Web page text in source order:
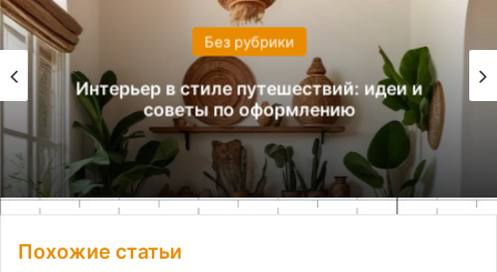
Без рубрики
Интерьер в стиле путешествий: идеи и
советы по оформлению
Похожие статьи